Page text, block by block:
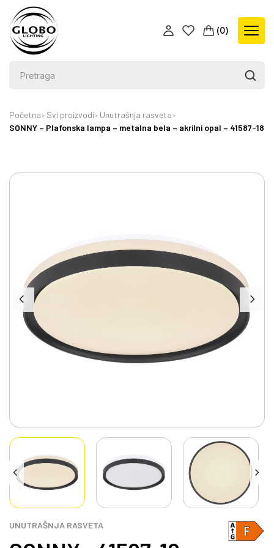
(0)
Početna Svi proizvodi
Unutrašnja rasveta
SONNY – Plafonska lampa – metalna bela – akrilni opal – 41587-18
UNUTRAŠNJA RASVETA